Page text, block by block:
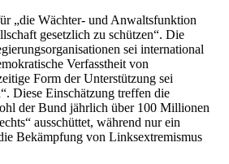
„die Wächter- und Anwaltsfunktion
gesetzlich zu schützen“. Die
sei international
Verfasstheit von
Form der Unterstützung sei
Diese Einschätzung treffen die
der Bund jährlich über 100 Millionen
ausschüttet, während nur ein
Bekämpfung von Linksextremismus